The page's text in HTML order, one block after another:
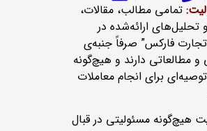
تمامی مطالب، مقالات،
تحلیل‌های ارائه‌شده در
فارکس” صرفاً جنبه‌ی
و مطالعاتی دارند و هیچ‌گونه
برای انجام معاملات
هیچ‌گونه مسئولیتی در قبال